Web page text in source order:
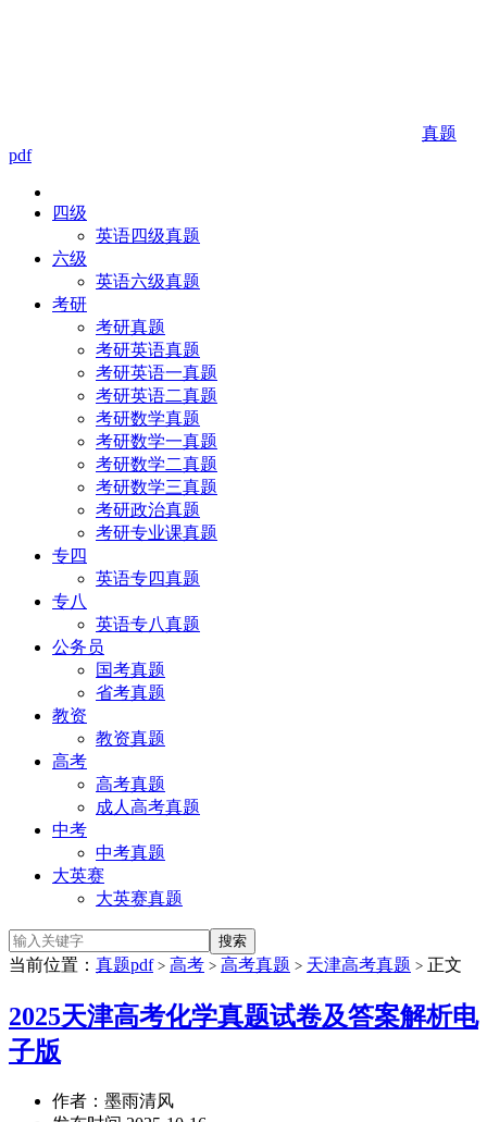
真题
pdf
四级
英语四级真题
六级
英语六级真题
考研
考研真题
考研英语真题
考研英语一真题
考研英语二真题
考研数学真题
考研数学一真题
考研数学二真题
考研数学三真题
考研政治真题
考研专业课真题
专四
英语专四真题
专八
英语专八真题
公务员
国考真题
省考真题
教资
教资真题
高考
高考真题
成人高考真题
中考
中考真题
大英赛
大英赛真题
当前位置： 真题pdf > 高考 > 高考真题 > 天津高考真题 > 正文
2025天津高考化学真题试卷及答案解析电
子版
作者：墨雨清风